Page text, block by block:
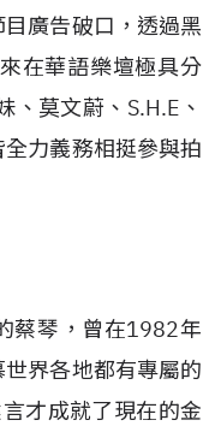
廣告破口，透過黑
在華語樂壇極具分
莫文蔚、S.H.E、
力義務相挺參與拍
蔡琴，曾在1982年
界各地都有專屬的
才成就了現在的金